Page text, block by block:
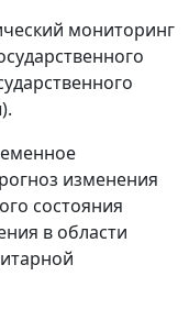
мониторинг
изменения
состояния
в области